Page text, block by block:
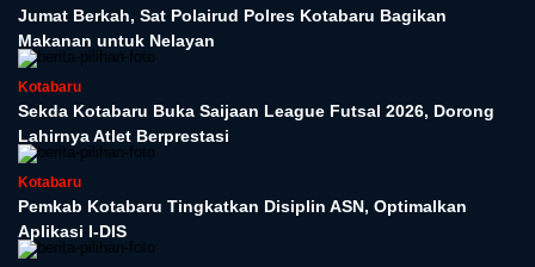
Jumat Berkah, Sat Polairud Polres Kotabaru Bagikan
Makanan untuk Nelayan
Kotabaru
Sekda Kotabaru Buka Saijaan League Futsal 2026, Dorong
Lahirnya Atlet Berprestasi
Kotabaru
Pemkab Kotabaru Tingkatkan Disiplin ASN, Optimalkan
Aplikasi I-DIS